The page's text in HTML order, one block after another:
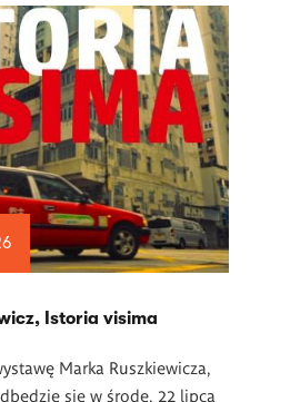
Istoria visima
Marka Ruszkiewicza,
się w środę, 22 lipca